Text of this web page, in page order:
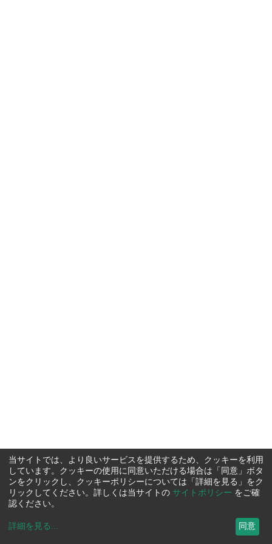
当サイトでは、より良いサービスを提供するため、クッキーを利用
しています。クッキーの使用に同意いただける場合は「同意」ボタ
ンをクリックし、クッキーポリシーについては「詳細を見る」をク
リックしてください。詳しくは当サイトの サイトポリシー をご確
認ください。
詳細を見る ... 同意